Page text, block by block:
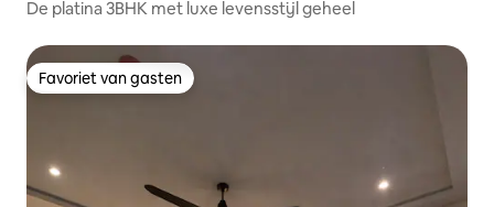
De platina 3BHK met luxe levensstijl geheel
Favoriet van gasten
Favoriet van gasten